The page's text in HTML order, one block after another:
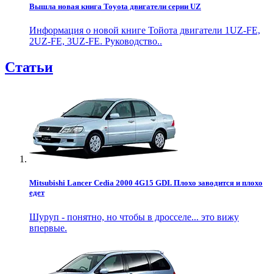
Вышла новая книга Toyota двигатели серии UZ
Информация о новой книге Тойота двигатели 1UZ-FE,
2UZ-FE, 3UZ-FE. Руководство..
Статьи
Mitsubishi Lancer Cedia 2000 4G15 GDI. Плохо заводится и плохо
едет
Шуруп - понятно, но чтобы в дросселе... это вижу
впервые.